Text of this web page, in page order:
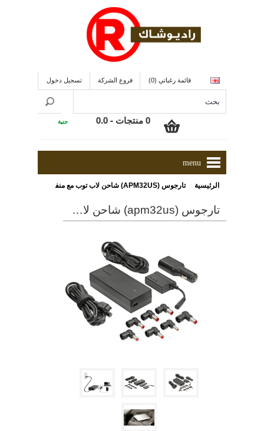
قائمة رغباتي (0) فروع الشركة تسجيل دخول
0 منتجات - 0.0 جنية
menu
الرئيسية »تارجوس (APM32US) شاحن لاب توب مع منفذ يو إس بى للشحن السريع 2.1 أمبير
تارجوس (apm32us) شاحن لاب توب مع منفذ يو إس بى للشحن السريع 2.1 أمبير